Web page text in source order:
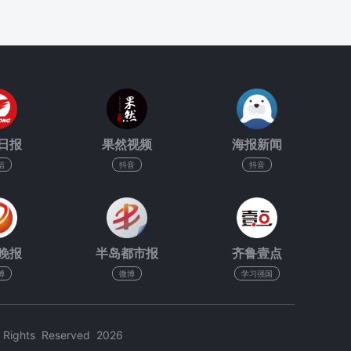
报 果然视频
抖音
海报新闻
抖音
报 半岛都市报
微博
齐鲁壹点
学习强国
Reserved 2026